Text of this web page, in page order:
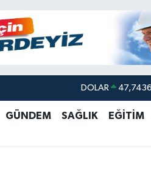
DOLAR 47,7436
EURO 55,2510
GÜNDEM SAĞLIK EĞİTİM